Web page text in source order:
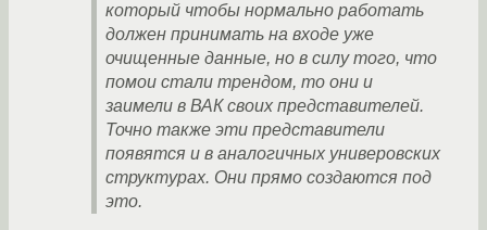
который чтобы нормально работать
должен принимать на входе уже
очищенные данные, но в силу того, что
помои стали трендом, то они и
заимели в ВАК своих представителей.
Точно также эти представители
появятся и в аналогичных универовских
структурах. Они прямо создаются под
это.